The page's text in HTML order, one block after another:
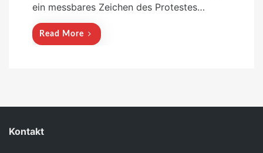
ein messbares Zeichen des Protestes…
Read More
Kontakt